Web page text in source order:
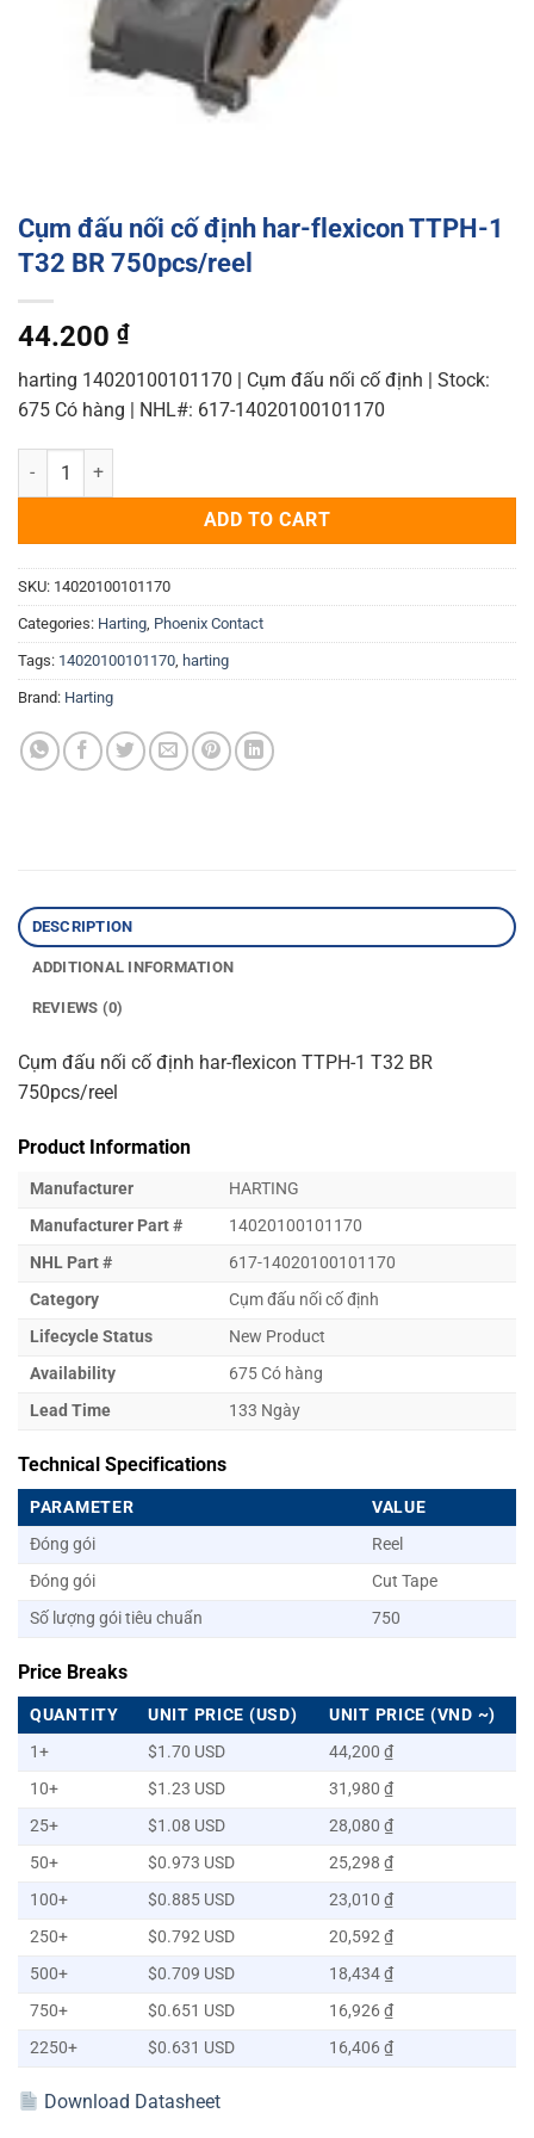
Cụm đấu nối cố định har-flexicon TTPH-1
T32 BR 750pcs/reel
44.200 ₫
harting 14020100101170 | Cụm đấu nối cố định | Stock:
675 Có hàng | NHL#: 617-14020100101170
Cụm đấu nối cố định har-flexicon TTPH-1 T32 BR 750pcs/reel
ADD TO CART
SKU: 14020100101170
Categories: Harting, Phoenix Contact
Tags: 14020100101170, harting
Brand: Harting
DESCRIPTION
ADDITIONAL INFORMATION
REVIEWS (0)
Cụm đấu nối cố định har-flexicon TTPH-1 T32 BR
750pcs/reel
Product Information
Manufacturer
HARTING
Manufacturer Part #
14020100101170
NHL Part #
617-14020100101170
Category
Cụm đấu nối cố định
Lifecycle Status
New Product
Availability
675 Có hàng
Lead Time
133 Ngày
Technical Specifications
PARAMETER
VALUE
Đóng gói
Reel
Đóng gói
Cut Tape
Số lượng gói tiêu chuẩn
750
Price Breaks
QUANTITY UNIT PRICE (USD)
UNIT PRICE (VND ~)
1+
$1.70 USD
44,200 ₫
10+
$1.23 USD
31,980 ₫
25+
$1.08 USD
28,080 ₫
50+
$0.973 USD
25,298 ₫
100+
$0.885 USD
23,010 ₫
250+
$0.792 USD
20,592 ₫
500+
$0.709 USD
18,434 ₫
750+
$0.651 USD
16,926 ₫
2250+
$0.631 USD 16,406 ₫
Download Datasheet